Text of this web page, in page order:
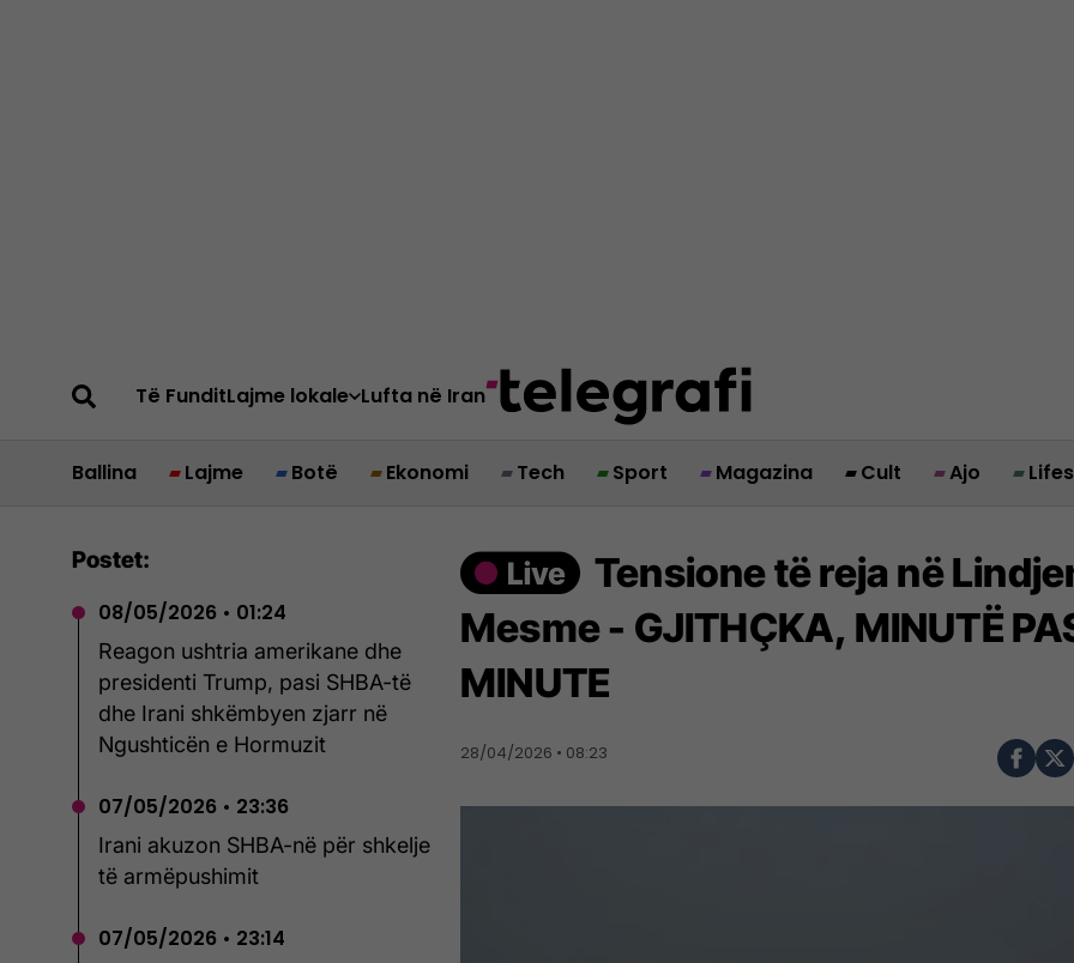
Të FunditLajme lokale Lufta në Iran
Ballina Lajme Botë Ekonomi Tech Sport Magazina Cult Ajo
Tensione të reja në
Mesme - GJITHÇKA, MINUTË
MINUTE
28/04/2026 • 08:23
Postet:
08/05/2026 • 01:24
Reagon ushtria amerikane dhe
presidenti Trump, pasi SHBA-të
dhe Irani shkëmbyen zjarr në
Ngushticën e Hormuzit
07/05/2026 • 23:36
Irani akuzon SHBA-në për shkelje
të armëpushimit
07/05/2026 • 23:14